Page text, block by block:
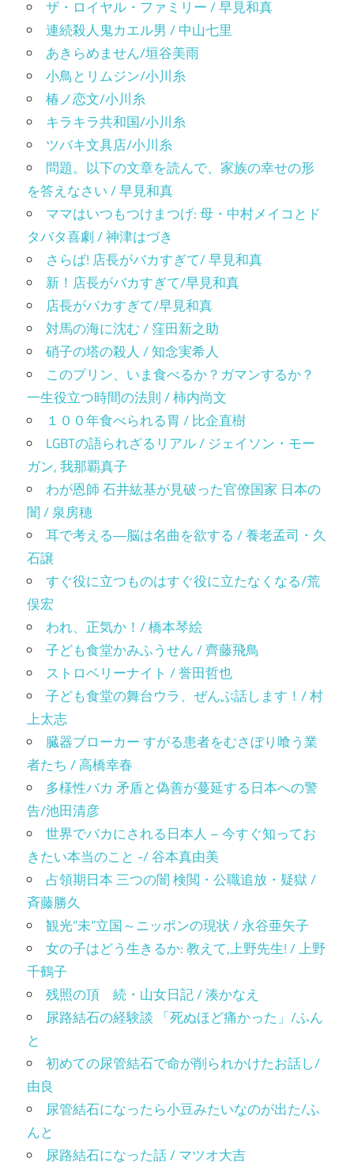
ザ・ロイヤル・ファミリー / 早見和真
連続殺人鬼カエル男 / 中山七里
あきらめません/垣谷美雨
小鳥とリムジン/小川糸
椿ノ恋文/小川糸
キラキラ共和国/小川糸
ツバキ文具店/小川糸
問題。以下の文章を読んで、家族の幸せの形
を答えなさい / 早見和真
ママはいつもつけまつげ: 母・中村メイコとド
タバタ喜劇 / 神津はづき
さらば! 店長がバカすぎて/ 早見和真
新！店長がバカすぎて/早見和真
店長がバカすぎて/早見和真
対馬の海に沈む / 窪田新之助
硝子の塔の殺人 / 知念実希人
このプリン、いま食べるか？ガマンするか？
一生役立つ時間の法則 / 柿内尚文
１００年食べられる胃 / 比企直樹
LGBTの語られざるリアル / ジェイソン・モー
ガン, 我那覇真子
わが恩師 石井紘基が見破った官僚国家 日本の
闇 / 泉房穂
耳で考える―脳は名曲を欲する / 養老孟司・久
石譲
すぐ役に立つものはすぐ役に立たなくなる/荒
俣宏
われ、正気か！/ 橋本琴絵
子ども食堂かみふうせん / 齊藤飛鳥
ストロベリーナイト / 誉田哲也
子ども食堂の舞台ウラ、ぜんぶ話します！/ 村
上太志
臓器ブローカー すがる患者をむさぼり喰う業
者たち / 高橋幸春
多様性バカ 矛盾と偽善が蔓延する日本への警
告/池田清彦
世界でバカにされる日本人 – 今すぐ知ってお
きたい本当のこと -/ 谷本真由美
占領期日本 三つの闇 検閲・公職追放・疑獄 /
斉藤勝久
観光”未”立国～ニッポンの現状 / 永谷亜矢子
女の子はどう生きるか: 教えて,上野先生! / 上野
千鶴子
残照の頂 続・山女日記 / 湊かなえ
尿路結石の経験談 「死ぬほど痛かった」/ふん
と
初めての尿管結石で命が削られかけたお話し/
由良
尿管結石になったら小豆みたいなのが出た/ふ
んと
尿路結石になった話 / マツオ大吉